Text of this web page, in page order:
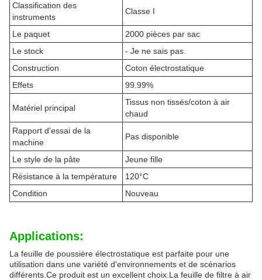
Classification des
instruments
Classe I
Le paquet
2000 pièces par sac
Le stock
- Je ne sais pas.
Construction
Coton électrostatique
Effets
99.99%
Matériel principal
Tissus non tissés/coton à air
chaud
Rapport d'essai de la
machine
Pas disponible
Le style de la pâte
Jeune fille
Résistance à la température
120°C
Condition
Nouveau
Applications:
La feuille de poussière électrostatique est parfaite pour une
utilisation dans une variété d'environnements et de scénarios
différents.Ce produit est un excellent choix.La feuille de filtre à air